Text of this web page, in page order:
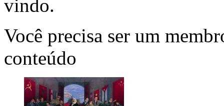
vindo.
Você precisa ser um
conteúdo